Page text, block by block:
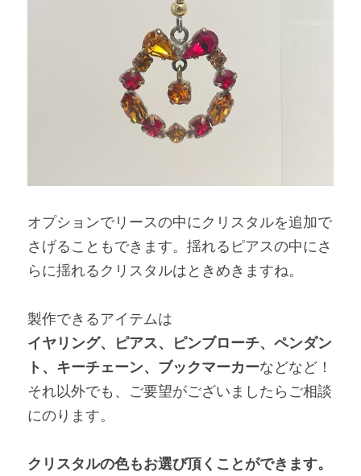
オプションでリースの中にクリスタルを追加で
さげることもできます。揺れるピアスの中にさ
らに揺れるクリスタルはときめきますね。
製作できるアイテムは
イヤリング、ピアス、ピンブローチ、ペンダン
ト、キーチェーン、ブックマーカーなどなど！
それ以外でも、ご要望がございましたらご相談
にのります。
クリスタルの色もお選び頂くことができます。